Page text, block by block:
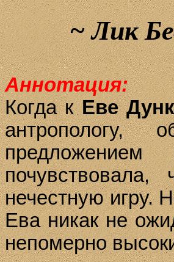
~Лик
Аннотация:
Когда кЕве
антропологу,
нечестную игру.
Ева никак не
непомерно